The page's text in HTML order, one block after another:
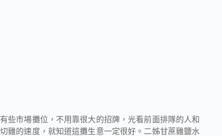
有些市場攤位，不用靠很大的招牌，光看前面排隊的人和
切雞的速度，就知道這攤生意一定很好。二姊甘蔗雞鹽水